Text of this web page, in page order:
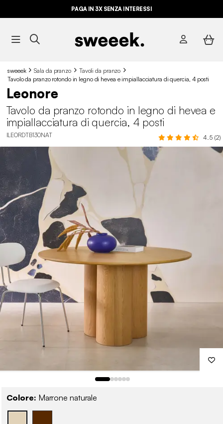
PAGA IN 3X SENZA INTERESSI
sweeek Sala da pranzo
Tavoli da pranzo
Tavolo da pranzo rotondo in legno di hevea e impiallacciatura di quercia, 4 posti
Leonore
Tavolo da pranzo rotondo in legno di hevea e
impiallacciatura di quercia, 4 posti
ILEORDTB130NAT 4.5 (2)
Colore: Marrone naturale